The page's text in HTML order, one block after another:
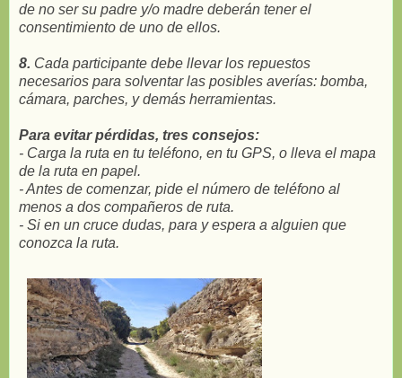
de no ser su padre y/o madre deberán tener el
consentimiento de uno de ellos.
8. Cada participante debe llevar los repuestos
necesarios para solventar las posibles averías: bomba,
cámara, parches, y demás herramientas.
Para evitar pérdidas, tres consejos:
- Carga la ruta en tu teléfono, en tu GPS, o lleva el mapa
de la ruta en papel.
- Antes de comenzar, pide el número de teléfono al
menos a dos compañeros de ruta.
- Si en un cruce dudas, para y espera a alguien que
conozca la ruta.